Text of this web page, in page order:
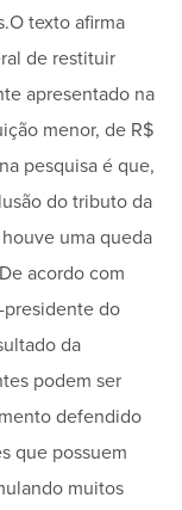
texto afirma
de restituir
apresentado na
menor, de R$
pesquisa é que,
do tributo da
uma queda
acordo com
presidente do
da
podem ser
defendido
que possuem
muitos